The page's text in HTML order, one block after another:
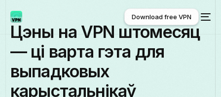
Download free VPN
Download free VPN
Цэны на VPN штомесяц
— ці варта гэта для
выпадковых
карыстальнікаў